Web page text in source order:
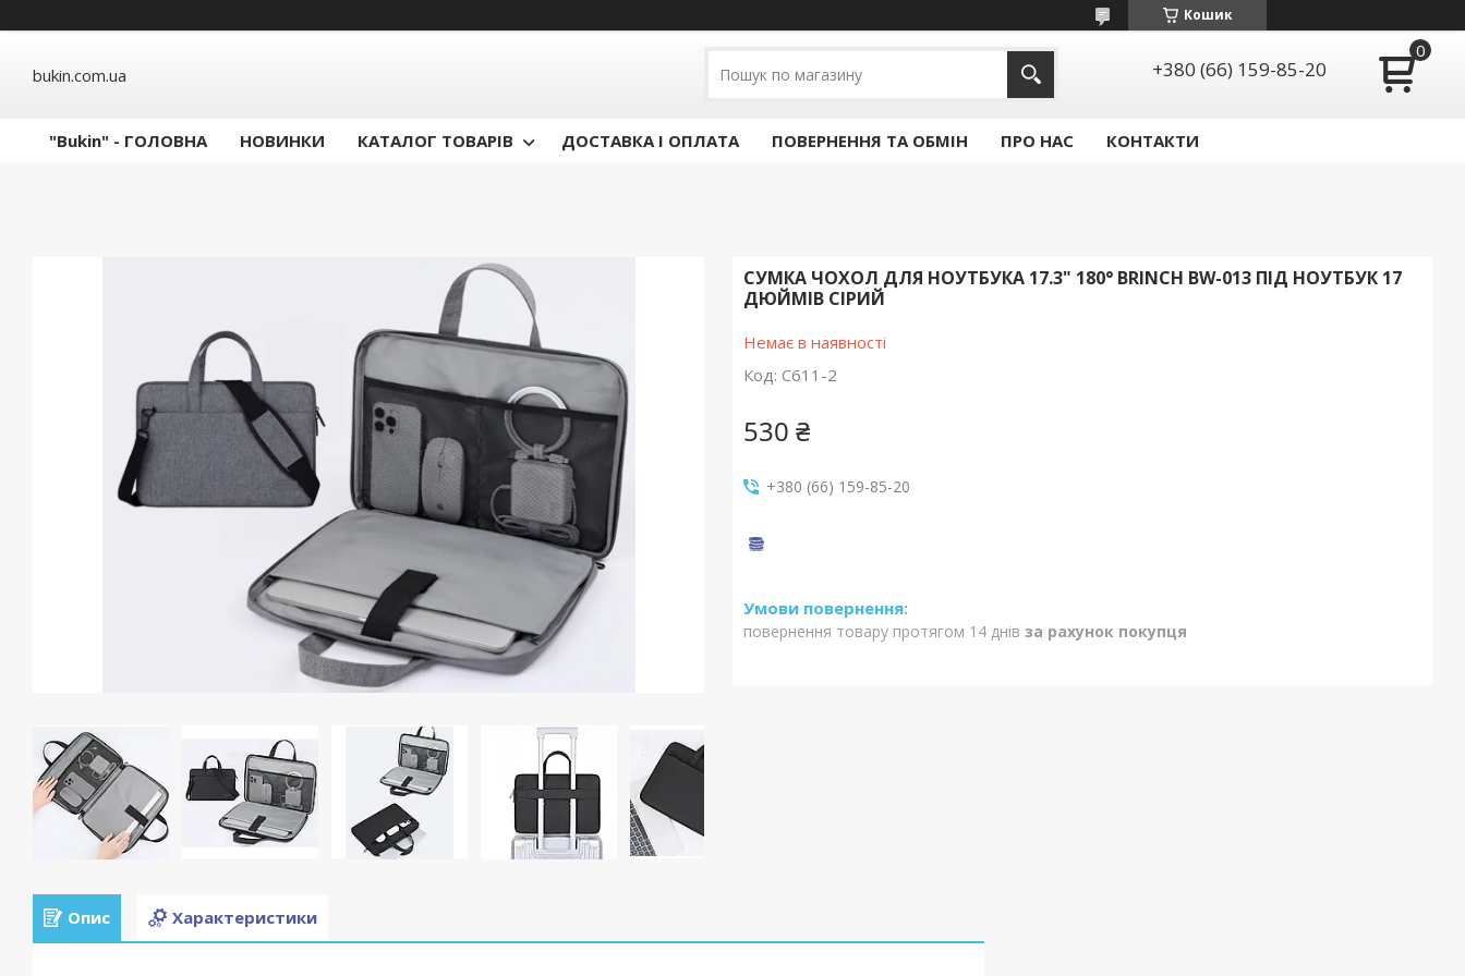
Кошик
bukin.com.ua +380 (66) 159-85-20
"Bukin" - ГОЛОВНА НОВИНКИ КАТАЛОГ ТОВАРІВ ДОСТАВКА І ОПЛАТА ПОВЕРНЕННЯ ТА ОБМІН ПРО НАС КОНТАКТИ
СУМКА ЧОХОЛ ДЛЯ НОУТБУКА 17.3" 180° BRINCH BW-013 ПІД НОУТБУК 17
ДЮЙМІВ СІРИЙ
Немає в наявності
Код: С611-2
530 ₴
+380 (66) 159-85-20
повернення товару протягом 14 днів за рахунок покупця
Опис Характеристики